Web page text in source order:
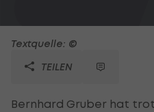
Textquelle: ©
TEILEN
Bernhard Gruber hat